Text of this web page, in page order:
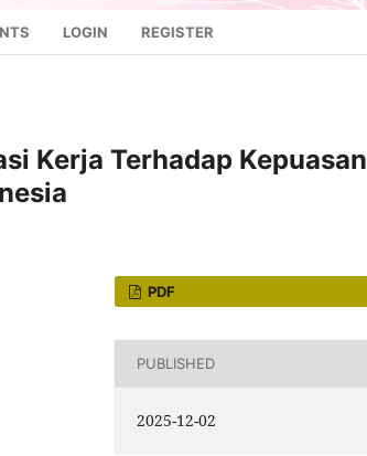
LOGIN REGISTER
Kerja Terhadap Kepuasan
PDF
PUBLISHED
2025-12-02